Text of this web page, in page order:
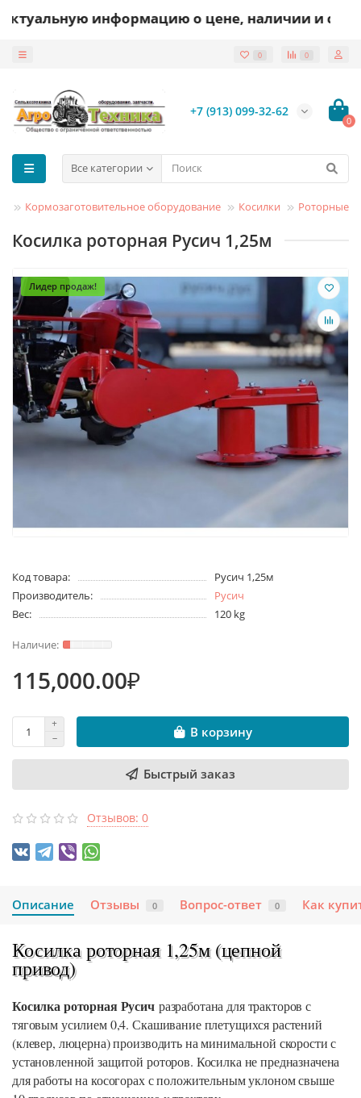
информацию о цене, наличии и сроках
0 0
+7 (913) 099-32-62
0
Все категории
Кормозаготовительное оборудование Косилки Роторные
Косилка роторная Русич 1,25м
Лидер продаж!
Код товара:
Русич 1,25м
Производитель:
Русич
Вес:
120 kg
115,000.00₽
В корзину
Быстрый заказ
Отзывов: 0
Описание Отзывы 0 Вопрос-ответ 0 Как
Косилка роторная 1,25м (цепной
привод)
Косилка роторная Русичразработана для тракторов с
тяговым усилием 0,4. Скашивание плетущихся растений
(клевер, люцерна) производить на минимальной скорости с
установленной защитой роторов. Косилка не предназначена
для работы на косогорах с положительным уклоном свыше